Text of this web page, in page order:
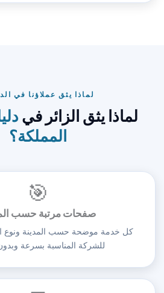
لماذا يثق عملاؤنا في
لماذا يثق الزائر في
المملكة؟
🎯
صفحات مرتبة حسب
كل خدمة موضحة حسب المدينة
للشركة المناسبة بسرعة